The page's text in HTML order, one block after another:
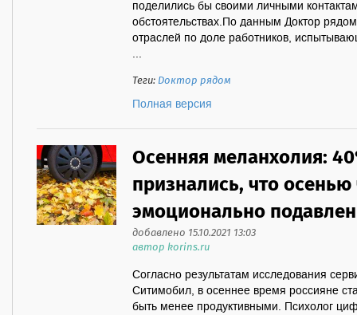
поделились бы своими личными
обстоятельствах.По данным Доктор
отраслей по доле работников,
...
Теги:Доктор рядом
Полная версия
Осенняя меланхолия:
признались, что осенью
эмоционально
добавлено 15.10.2021 13:03
автор korins.ru
Согласно результатам исследования
Ситимобил, в осеннее время россияне
быть менее продуктивными. Психолог